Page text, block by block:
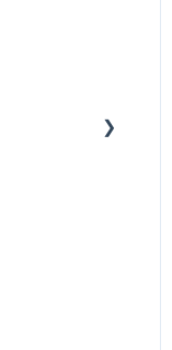
(NE